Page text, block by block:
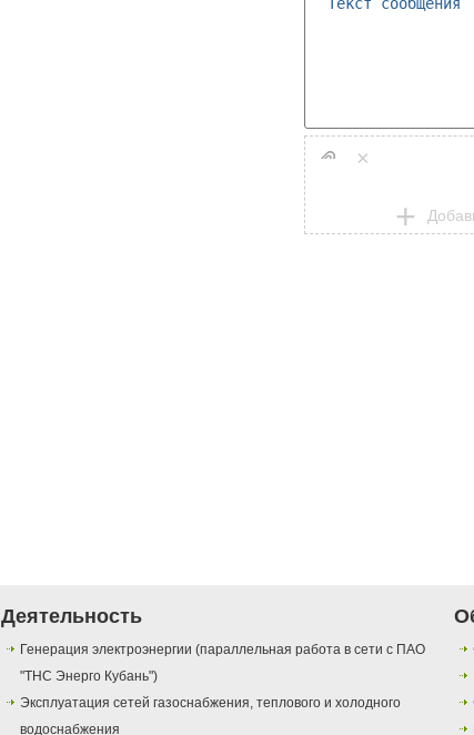
×
Деятельность
Генерация электроэнергии (параллельная работа в сети с ПАО
"ТНС Энерго Кубань")
Эксплуатация сетей газоснабжения, теплового и холодного
водоснабжения